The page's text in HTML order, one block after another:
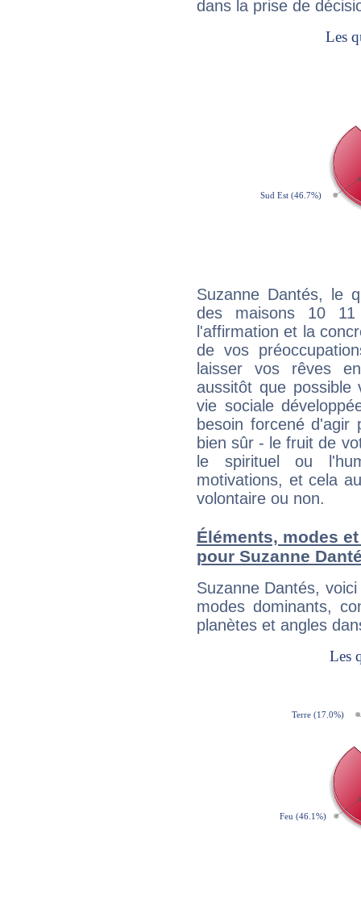
dans la prise de
Suzanne Dantés, le
des maisons 10
l'affirmation et la
de vos
laisser vos rêves
aussitôt que
vie sociale
besoin forcené
bien sûr - le fruit de
le spirituel ou
motivations, et cela
volontaire ou non.
Éléments, modes
pour Suzanne
Suzanne Dantés,
modes dominants,
planètes et angles